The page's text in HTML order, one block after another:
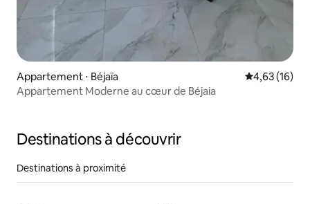
Appartement ⋅ Béjaïa Évaluation
4,63 (16)
Appartement Moderne au cœur de Béjaia
Destinations à découvrir
Destinations à proximité